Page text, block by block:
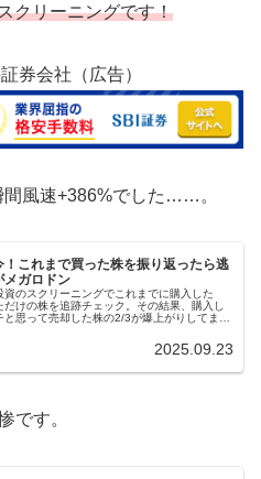
クリーニングです！
券会社（広告）
間風速+386%でした……。
！これまで買った株を振り返ったら逃
メガロドン
資のスクリーニングでこれまでに購入した
だけの株を追跡チェック。その結果、購入し
と思って売却した株の2/3が爆上がりしてまし
2025.09.23
です。